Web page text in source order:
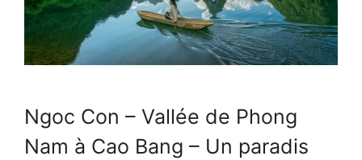
Ngoc Con – Vallée de Phong
Nam à Cao Bang – Un paradis